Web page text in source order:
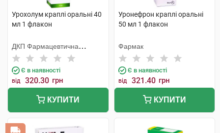
Урохолум краплі оральні 40
мл 1 флакон
ДКП Фармацевтична
фабрика
Є в наявності
від 320.30 грн
КУПИТИ
Уронефрон краплі оральні
50 мл 1 флакон
Фармак
Є в наявності
від 321.40 грн
КУПИТИ